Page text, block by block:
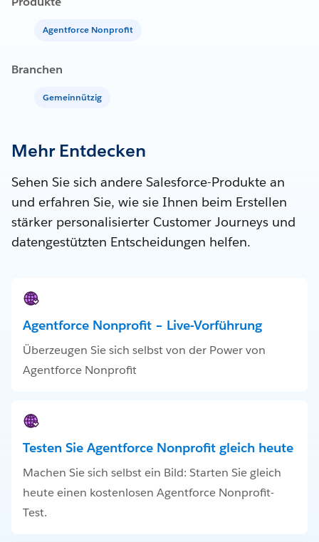
Agentforce Nonprofit
Branchen
Gemeinnützig
Mehr Entdecken
Sehen Sie sich andere Salesforce-Produkte an
und erfahren Sie, wie sie Ihnen beim Erstellen
stärker personalisierter Customer Journeys und
datengestützten Entscheidungen helfen.
Agentforce Nonprofit – Live-Vorführung
Überzeugen Sie sich selbst von der Power von
Agentforce Nonprofit
Testen Sie Agentforce Nonprofit gleich heute
Machen Sie sich selbst ein Bild: Starten Sie gleich
heute einen kostenlosen Agentforce Nonprofit-
Test.